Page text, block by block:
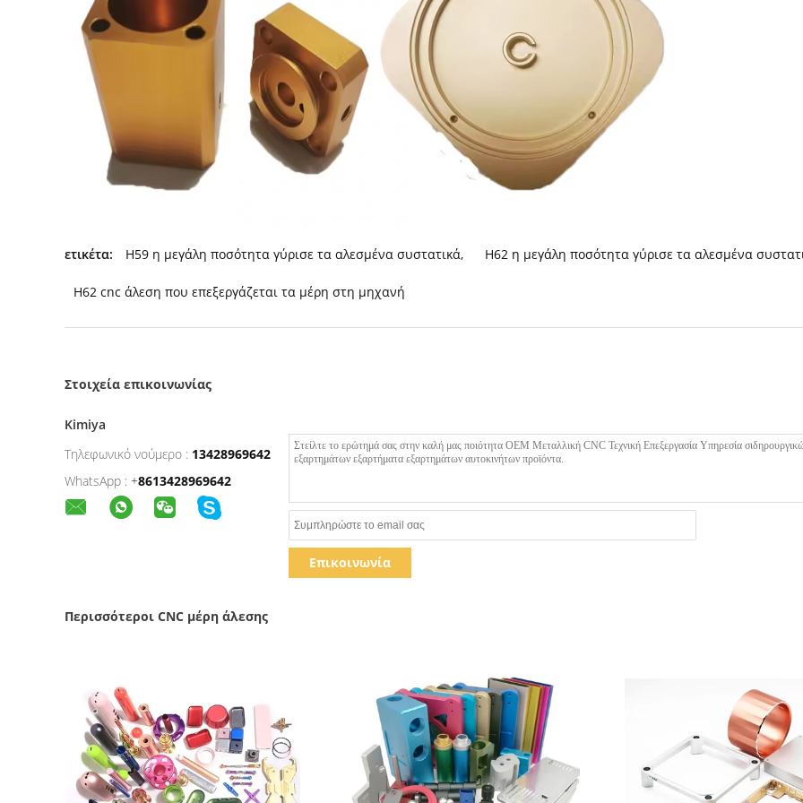
ετικέτα: H59 η μεγάλη ποσότητα γύρισε τα αλεσμένα συστατικά, H62 η μεγάλη ποσότητα γύρισε τα αλεσμένα
H62 cnc άλεση που επεξεργάζεται τα μέρη στη μηχανή
Στοιχεία επικοινωνίας
Kimiya
Τηλεφωνικό νούμερο : 13428969642
WhatsApp : +8613428969642
Επικοινωνία
Περισσότεροι CNC μέρη άλεσης